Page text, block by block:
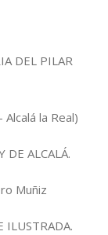
DEL PILAR
la Real)
DE ALCALÁ.
Muñiz
ILUSTRADA.